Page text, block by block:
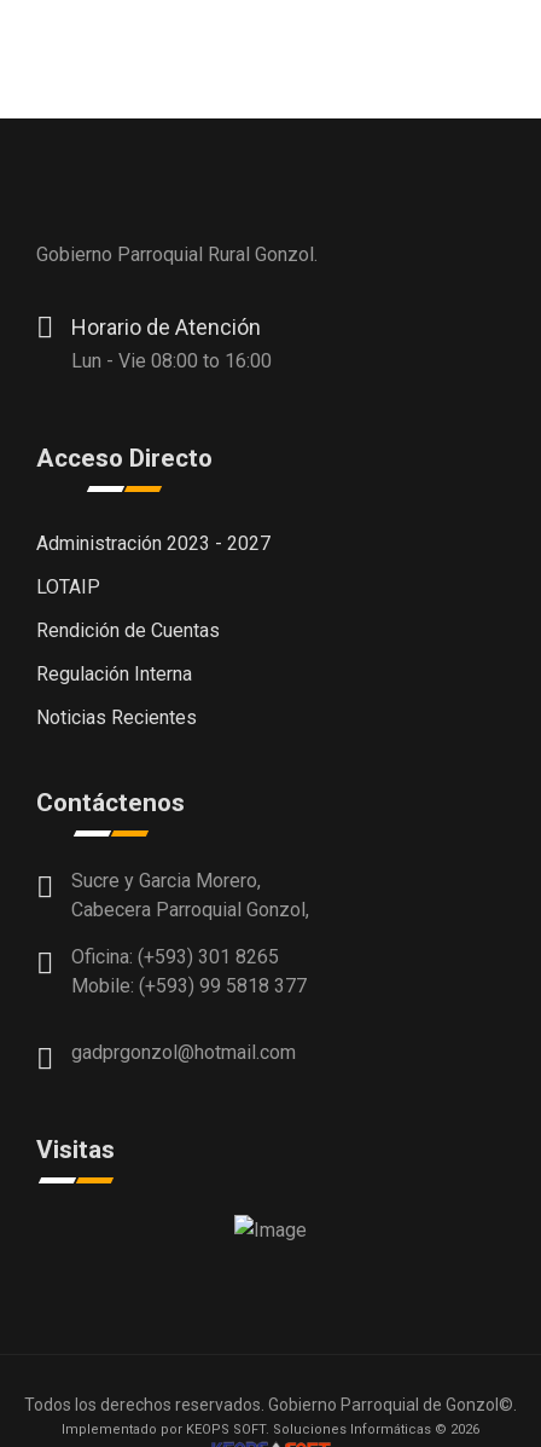
Gobierno Parroquial Rural Gonzol.
Horario de Atención
Lun - Vie 08:00 to 16:00
Acceso Directo
Administración 2023 - 2027
LOTAIP
Rendición de Cuentas
Regulación Interna
Noticias Recientes
Contáctenos
Sucre y Garcia Morero,
Cabecera Parroquial Gonzol,
Oficina: (+593) 301 8265
Mobile: (+593) 99 5818 377
gadprgonzol@hotmail.com
Visitas
Todos los derechos reservados. Gobierno Parroquial de Gonzol©.
Implementado por KEOPS SOFT. Soluciones Informáticas © 2026